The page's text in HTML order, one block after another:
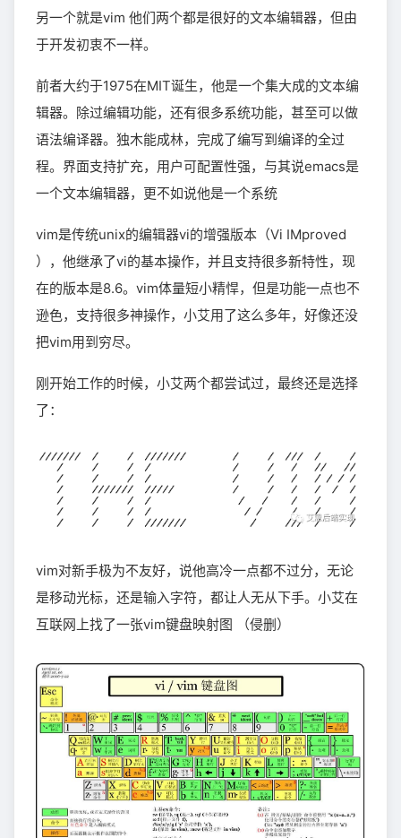
另一个就是vim 他们两个都是很好的文本编辑器，但由
于开发初衷不一样。
前者大约于1975在MIT诞生，他是一个集大成的文本编
辑器。除过编辑功能，还有很多系统功能，甚至可以做
语法编译器。独木能成林，完成了编写到编译的全过
程。界面支持扩充，用户可配置性强，与其说emacs是
一个文本编辑器，更不如说他是一个系统
vim是传统unix的编辑器vi的增强版本（Vi IMproved
），他继承了vi的基本操作，并且支持很多新特性，现
在的版本是8.6。vim体量短小精悍，但是功能一点也不
逊色，支持很多神操作，小艾用了这么多年，好像还没
把vim用到穷尽。
刚开始工作的时候，小艾两个都尝试过，最终还是选择
了：
vim对新手极为不友好，说他高冷一点都不过分，无论
是移动光标，还是输入字符，都让人无从下手。小艾在
互联网上找了一张vim键盘映射图 （侵删）